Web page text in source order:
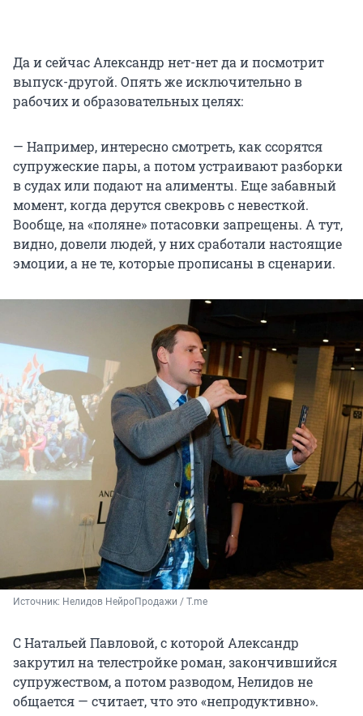
Да и сейчас Александр нет-нет да и посмотрит
выпуск-другой. Опять же исключительно в
рабочих и образовательных целях:
— Например, интересно смотреть, как ссорятся
супружеские пары, а потом устраивают разборки
в судах или подают на алименты. Еще забавный
момент, когда дерутся свекровь с невесткой.
Вообще, на «поляне» потасовки запрещены. А тут,
видно, довели людей, у них сработали настоящие
эмоции, а не те, которые прописаны в сценарии.
Источник: Нелидов НейроПродажи / T.me
С Натальей Павловой, с которой Александр
закрутил на телестройке роман, закончившийся
супружеством, а потом разводом, Нелидов не
общается — считает, что это «непродуктивно».